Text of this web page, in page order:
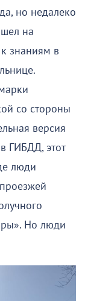
но недалеко
на
знаниям в
со стороны
версия
ГИБДД, этот
люди
Но люди